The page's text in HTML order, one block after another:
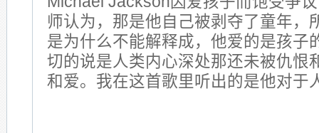
师认为，那是他自己被剥夺了童年，
是为什么不能解释成，他爱的是孩子
切的说是人类内心深处那还未被仇恨
和爱。我在这首歌里听出的是他对于